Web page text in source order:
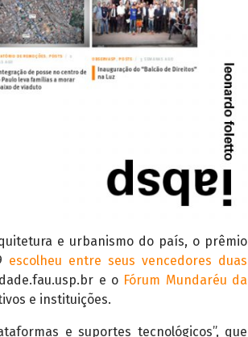
e urbanismo do país, o prêmio
escolheu entre seus vencedores duas
e o Fórum Mundaréu da
e instituições.
e suportes tecnológicos”, que